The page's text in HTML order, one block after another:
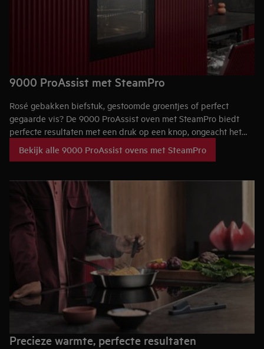
9000 ProAssist met SteamPro
Rosé gebakken biefstuk, gestoomde groentjes of perfect
gegaarde vis? De 9000 ProAssist oven met SteamPro biedt
perfecte resultaten met een druk op een knop, ongeacht het
passende stoomniveau voor je gerecht.
Bekijk alle 9000 ProAssist ovens met SteamPro
Precieze warmte, perfecte resultaten